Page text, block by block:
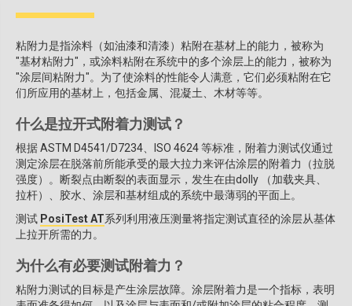
粘附力是指涂料（如油漆和清漆）粘附在基材上的能力，被称为
"基材粘附力"，或涂料粘附在系统中的多个涂层上的能力，被称为
"涂层间粘附力"。为了使涂料的性能令人满意，它们必须粘附在它
们所应用的基材上，包括金属、混凝土、木材等等。
什么是拉开式附着力测试？
根据 ASTM D4541/D7234、ISO 4624 等标准，附着力测试仪通过
测定涂层在脱落前所能承受的最大拉力来评估涂层的附着力（拉脱
强度）。断裂点由断裂的表面显示，发生在由dolly （加载夹具、
拉杆）、胶水、涂层和基材组成的系统中最薄弱的平面上。
测试 PosiTest AT系列利用液压测量将指定测试直径的涂层从基体
上拉开所需的力。
为什么有必要测试附着力？
粘附力测试的目标是产生涂层故障。涂层附着力是一个指标，表明